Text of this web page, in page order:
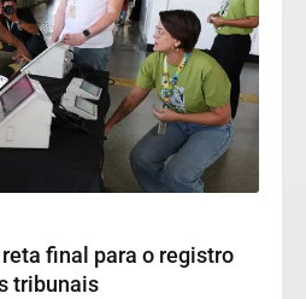
final para o registro
tribunais